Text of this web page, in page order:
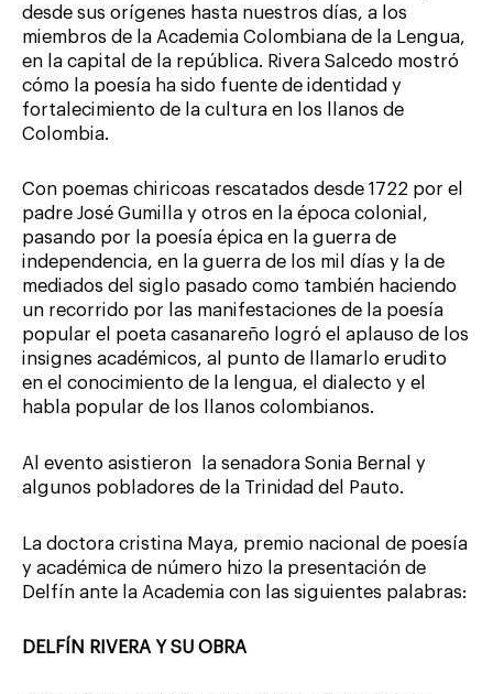
desde sus orígenes hasta nuestros días, a los
miembros de la Academia Colombiana de la Lengua,
en la capital de la república. Rivera Salcedo mostró
cómo la poesía ha sido fuente de identidad y
fortalecimiento de la cultura en los llanos de
Colombia.
Con poemas chiricoas rescatados desde 1722 por el
padre José Gumilla y otros en la época colonial,
pasando por la poesía épica en la guerra de
independencia, en la guerra de los mil días y la de
mediados del siglo pasado como también haciendo
un recorrido por las manifestaciones de la poesía
popular el poeta casanareño logró el aplauso de los
insignes académicos, al punto de llamarlo erudito
en el conocimiento de la lengua, el dialecto y el
habla popular de los llanos colombianos.
Al evento asistieron la senadora Sonia Bernal y
algunos pobladores de la Trinidad del Pauto.
La doctora cristina Maya, premio nacional de poesía
y académica de número hizo la presentación de
Delfín ante la Academia con las siguientes palabras:
DELFÍN RIVERA Y SU OBRA